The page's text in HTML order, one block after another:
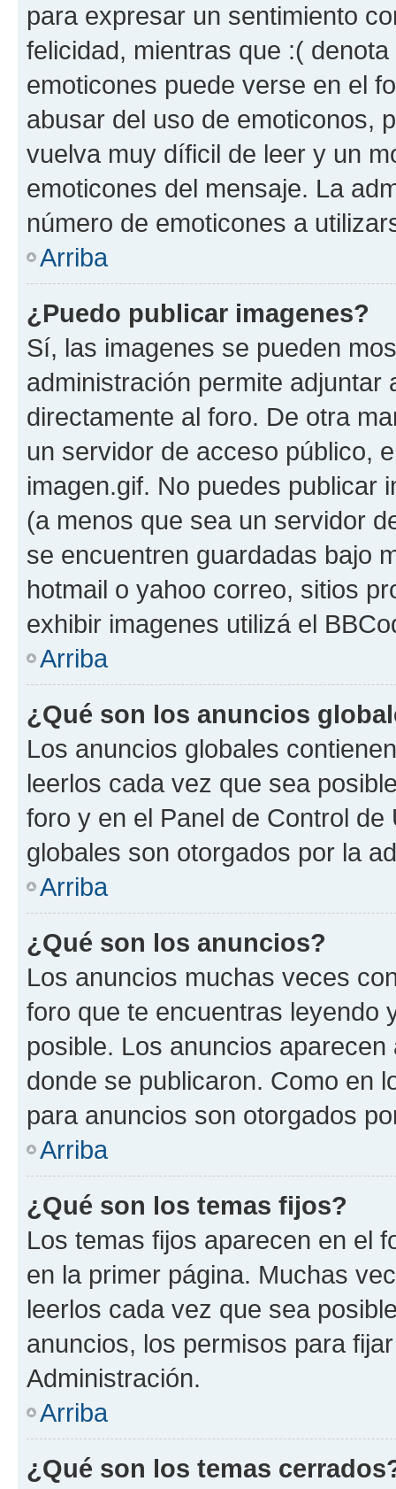
para expresar un sentimiento
felicidad, mientras que :(
emoticones puede verse en el
abusar del uso de emoticonos,
vuelva muy díficil de leer y un
emoticones del mensaje. La
número de emoticones a
Arriba
¿Puedo publicar imagenes?
Sí, las imagenes se pueden
administración permite
directamente al foro. De otra
un servidor de acceso público,
imagen.gif. No puedes publicar
(a menos que sea un servidor
se encuentren guardadas bajo
hotmail o yahoo correo, sitios
exhibir imagenes utilizá el
Arriba
¿Qué son los anuncios
Los anuncios globales
leerlos cada vez que sea
foro y en el Panel de Control
globales son otorgados por la
Arriba
¿Qué son los anuncios?
Los anuncios muchas veces
foro que te encuentras leyendo
posible. Los anuncios
donde se publicaron. Como en
para anuncios son otorgados
Arriba
¿Qué son los temas fijos?
Los temas fijos aparecen en el
en la primer página. Muchas
leerlos cada vez que sea
anuncios, los permisos para
Administración.
Arriba
¿Qué son los temas